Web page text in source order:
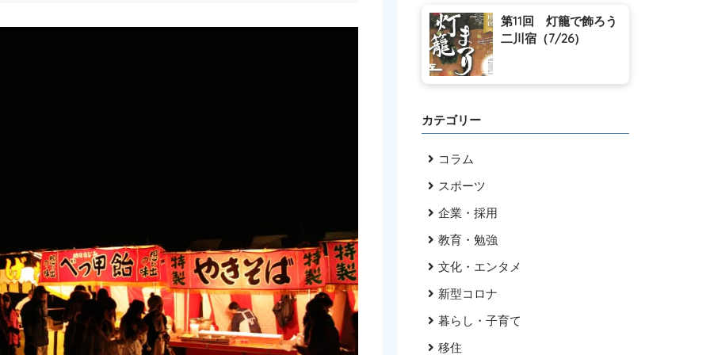
第11回 灯籠で飾ろう
二川宿（7/26）
カテゴリー
コラム
スポーツ
企業・採用
教育・勉強
文化・エンタメ
新型コロナ
暮らし・子育て
移住